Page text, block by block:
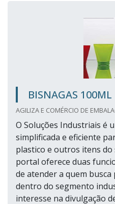
BISNAGAS 100ML
AGILIZA E COMÉRCIO DE
O Soluções Industriais é
simplificada e eficiente
plastico e outros itens
portal oferece duas
de atender a quem
dentro do segmento
interesse na divulgação